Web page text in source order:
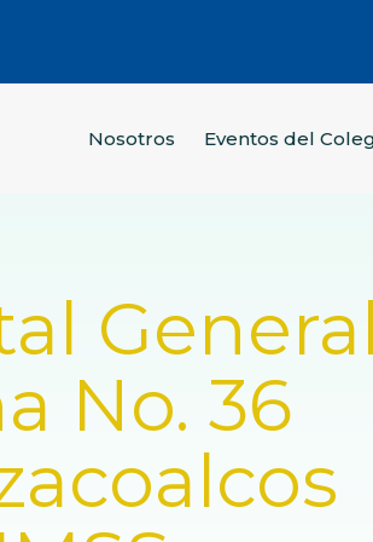
Nosotros Eventos del
General
No. 36